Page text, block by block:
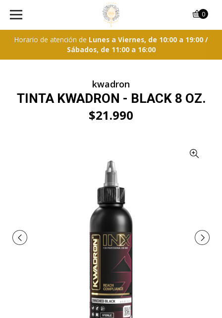
Horario de atención de Lunes a Viernes, de 10:00 a 19:00 /
Sábados, de 11:00 a 16:00
0
kwadron
TINTA KWADRON - BLACK 8 OZ.
$21.990